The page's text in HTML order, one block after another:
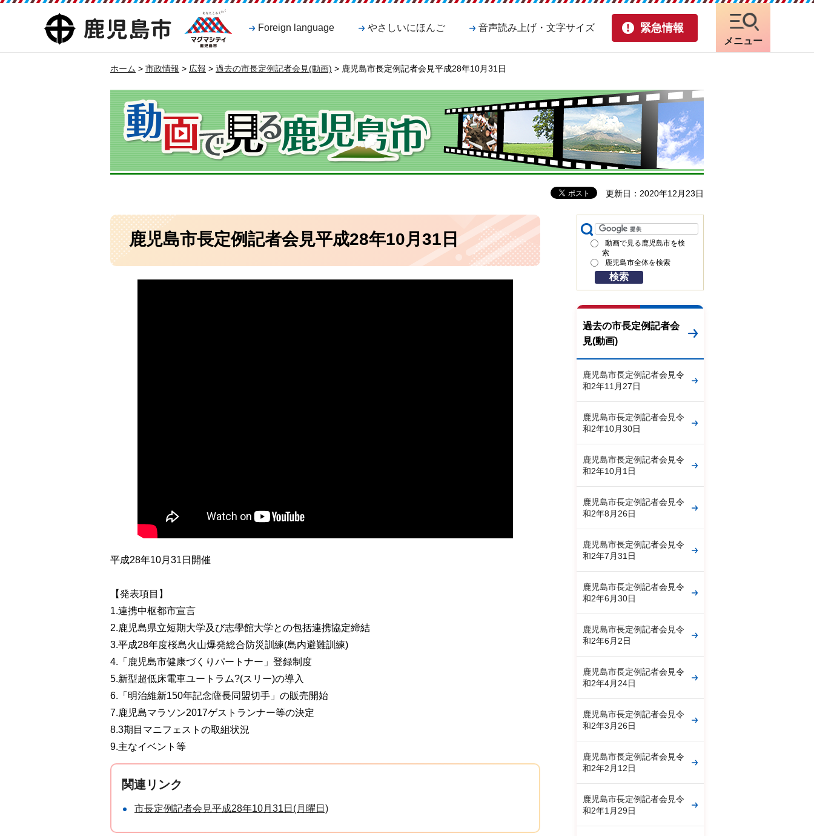
鹿児島市
マグマシティ
鹿児島市
Foreign language やさしいにほんご 音声読み上げ・文字サイズ 緊急情報
メニュー
ホーム > 市政情報 > 広報 > 過去の市長定例記者会見(動画) > 鹿児島市長定例記者会見平成28年10月31日
更新日：2020年12月23日
鹿児島市長定例記者会見平成28年10月31日
平成28年10月31日開催
【発表項目】
1.連携中枢都市宣言
2.鹿児島県立短期大学及び志學館大学との包括連携協定締結
3.平成28年度桜島火山爆発総合防災訓練(島内避難訓練)
4.「鹿児島市健康づくりパートナー」登録制度
5.新型超低床電車ユートラム?(スリー)の導入
6.「明治維新150年記念薩長同盟切手」の販売開始
7.鹿児島マラソン2017ゲストランナー等の決定
8.3期目マニフェストの取組状況
9.主なイベント等
関連リンク
市長定例記者会見平成28年10月31日(月曜日)
動画で見る鹿児島市を検
索
鹿児島市全体を検索
過去の市長定例記者会
見(動画)
鹿児島市長定例記者会見令
和2年11月27日
鹿児島市長定例記者会見令
和2年10月30日
鹿児島市長定例記者会見令
和2年10月1日
鹿児島市長定例記者会見令
和2年8月26日
鹿児島市長定例記者会見令
和2年7月31日
鹿児島市長定例記者会見令
和2年6月30日
鹿児島市長定例記者会見令
和2年6月2日
鹿児島市長定例記者会見令
和2年4月24日
鹿児島市長定例記者会見令
和2年3月26日
鹿児島市長定例記者会見令
和2年2月12日
鹿児島市長定例記者会見令
和2年1月29日